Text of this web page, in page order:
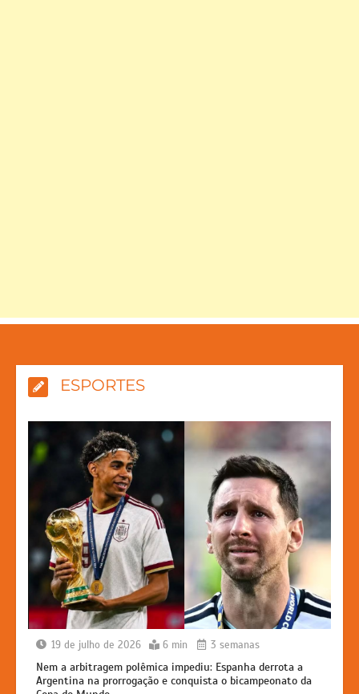
ESPORTES
19 de julho de 2026 6 min 3 semanas
Nem a arbitragem polêmica impediu: Espanha derrota a
Argentina na prorrogação e conquista o bicampeonato da